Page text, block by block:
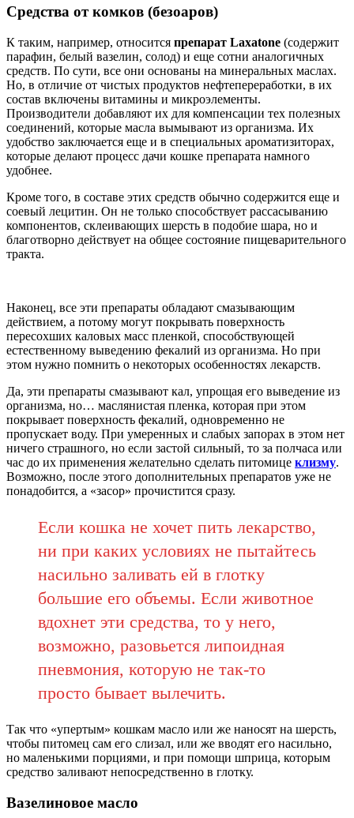
Средства от комков (безоаров)
К таким, например, относится препарат Laxatone (содержит
парафин, белый вазелин, солод) и еще сотни аналогичных
средств. По сути, все они основаны на минеральных маслах.
Но, в отличие от чистых продуктов нефтепереработки, в их
состав включены витамины и микроэлементы.
Производители добавляют их для компенсации тех полезных
соединений, которые масла вымывают из организма. Их
удобство заключается еще и в специальных ароматизиторах,
которые делают процесс дачи кошке препарата намного
удобнее.
Кроме того, в составе этих средств обычно содержится еще и
соевый лецитин. Он не только способствует рассасыванию
компонентов, склеивающих шерсть в подобие шара, но и
благотворно действует на общее состояние пищеварительного
тракта.
Наконец, все эти препараты обладают смазывающим
действием, а потому могут покрывать поверхность
пересохших каловых масс пленкой, способствующей
естественному выведению фекалий из организма. Но при
этом нужно помнить о некоторых особенностях лекарств.
Да, эти препараты смазывают кал, упрощая его выведение из
организма, но… маслянистая пленка, которая при этом
покрывает поверхность фекалий, одновременно не
пропускает воду. При умеренных и слабых запорах в этом нет
ничего страшного, но если застой сильный, то за полчаса или
час до их применения желательно сделать питомице клизму.
Возможно, после этого дополнительных препаратов уже не
понадобится, а «засор» прочистится сразу.
Если кошка не хочет пить лекарство,
ни при каких условиях не пытайтесь
насильно заливать ей в глотку
большие его объемы. Если животное
вдохнет эти средства, то у него,
возможно, разовьется липоидная
пневмония, которую не так-то
просто бывает вылечить.
Так что «упертым» кошкам масло или же наносят на шерсть,
чтобы питомец сам его слизал, или же вводят его насильно,
но маленькими порциями, и при помощи шприца, которым
средство заливают непосредственно в глотку.
Вазелиновое масло